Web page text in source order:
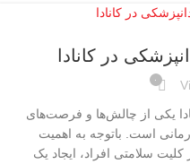
در کانادا
۰
یکی از چالش‌ها و فرصت‌های
است. باتوجه‌ به اهمیت
سلامتی افراد، ایجاد یک